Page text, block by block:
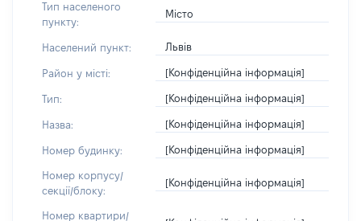
Тип населеного
пункту:
Місто
Населений пункт: Львів
Район у місті: [Конфіденційна інформація]
Тип: [Конфіденційна інформація]
Назва: [Конфіденційна інформація]
Номер будинку: [Конфіденційна інформація]
Номер корпусу/
секції/блоку:
[Конфіденційна інформація]
Номер квартири/